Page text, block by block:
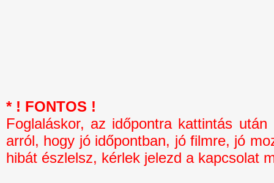
* ! FONTOS !
Foglaláskor, az időpontra kattintás
arról, hogy jó időpontban, jó filmre, jó
hibát észlelsz, kérlek jelezd a kapcsolat